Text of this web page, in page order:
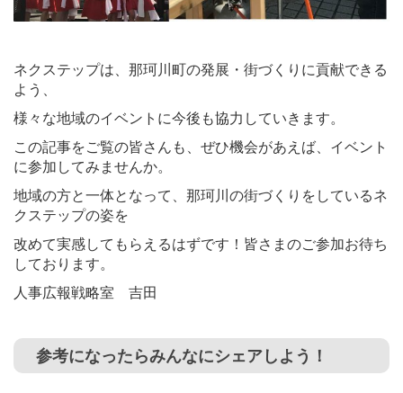
ネクステップは、那珂川町の発展・街づくりに貢献できる
よう、
様々な地域のイベントに今後も協力していきます。
この記事をご覧の皆さんも、ぜひ機会があえば、イベント
に参加してみませんか。
地域の方と一体となって、那珂川の街づくりをしているネ
クステップの姿を
改めて実感してもらえるはずです！皆さまのご参加お待ち
しております。
人事広報戦略室 吉田
参考になったらみんなにシェアしよう！